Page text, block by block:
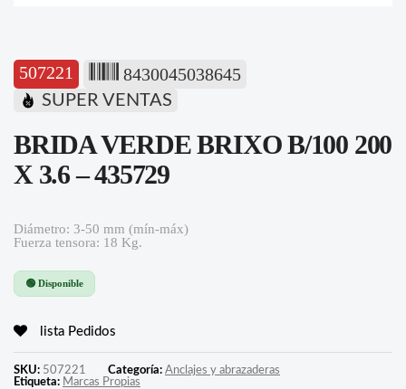
507221 8430045038645
SUPER VENTAS
BRIDA VERDE BRIXO B/100 200
X 3.6 – 435729
Diámetro: 3-50 mm (mín-máx)
Fuerza tensora: 18 Kg.
🟢 Disponible
lista Pedidos
SKU: 507221 Categoría: Anclajes y abrazaderas
Etiqueta: Marcas Propias